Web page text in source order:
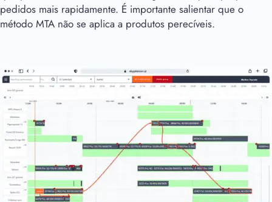
pedidos mais rapidamente. É importante salientar que o
método MTA não se aplica a produtos perecíveis.